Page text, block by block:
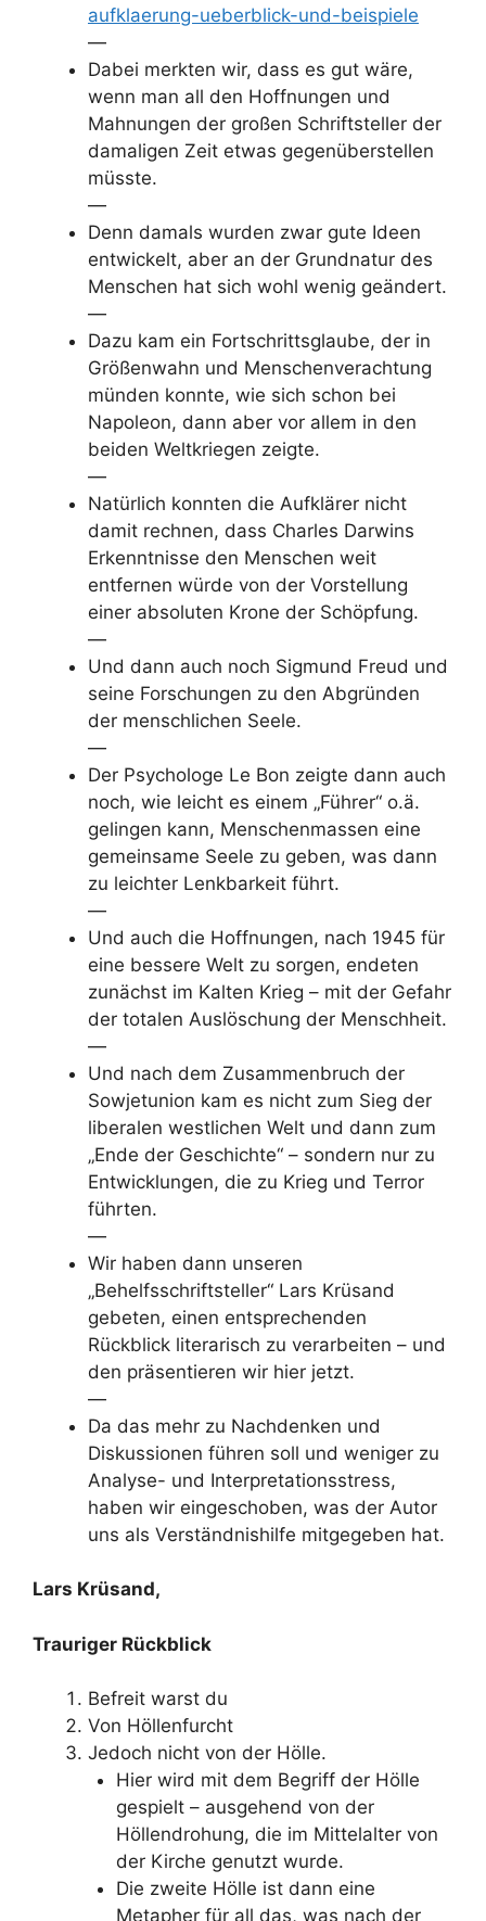
aufklaerung-ueberblick-und-beispiele
—
Dabei merkten wir, dass es gut wäre,
wenn man all den Hoffnungen und
Mahnungen der großen Schriftsteller der
damaligen Zeit etwas gegenüberstellen
müsste.
—
Denn damals wurden zwar gute Ideen
entwickelt, aber an der Grundnatur des
Menschen hat sich wohl wenig geändert.
—
Dazu kam ein Fortschrittsglaube, der in
Größenwahn und Menschenverachtung
münden konnte, wie sich schon bei
Napoleon, dann aber vor allem in den
beiden Weltkriegen zeigte.
—
Natürlich konnten die Aufklärer nicht
damit rechnen, dass Charles Darwins
Erkenntnisse den Menschen weit
entfernen würde von der Vorstellung
einer absoluten Krone der Schöpfung.
—
Und dann auch noch Sigmund Freud und
seine Forschungen zu den Abgründen
der menschlichen Seele.
—
Der Psychologe Le Bon zeigte dann auch
noch, wie leicht es einem „Führer“ o.ä.
gelingen kann, Menschenmassen eine
gemeinsame Seele zu geben, was dann
zu leichter Lenkbarkeit führt.
—
Und auch die Hoffnungen, nach 1945 für
eine bessere Welt zu sorgen, endeten
zunächst im Kalten Krieg – mit der Gefahr
der totalen Auslöschung der Menschheit.
—
Und nach dem Zusammenbruch der
Sowjetunion kam es nicht zum Sieg der
liberalen westlichen Welt und dann zum
„Ende der Geschichte“ – sondern nur zu
Entwicklungen, die zu Krieg und Terror
führten.
—
Wir haben dann unseren
„Behelfsschriftsteller“ Lars Krüsand
gebeten, einen entsprechenden
Rückblick literarisch zu verarbeiten – und
den präsentieren wir hier jetzt.
—
Da das mehr zu Nachdenken und
Diskussionen führen soll und weniger zu
Analyse- und Interpretationsstress,
haben wir eingeschoben, was der Autor
uns als Verständnishilfe mitgegeben hat.
Lars Krüsand,
Trauriger Rückblick
Befreit warst du
Von Höllenfurcht
Jedoch nicht von der Hölle.
Hier wird mit dem Begriff der Hölle
gespielt – ausgehend von der
Höllendrohung, die im Mittelalter von
der Kirche genutzt wurde.
Die zweite Hölle ist dann eine
Metapher für all das, was nach der